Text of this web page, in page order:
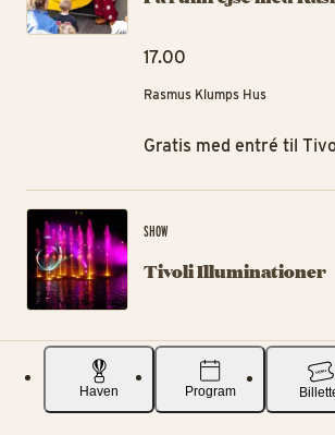
Haven Program
17.00
Rasmus Klumps Hus
Gratis med entré til
SHOW
Tivoli Illuminationer
Tivoli Søen